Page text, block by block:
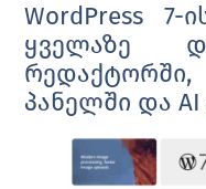
WordPress 7-
ყველაზე
პანელში და